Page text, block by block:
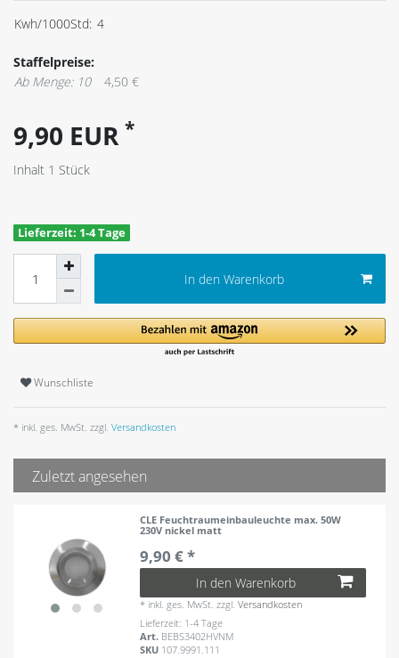
Kwh/1000Std: 4
Staffelpreise:
Ab Menge: 10
4,50 €
9,90 EUR *
Inhalt 1 Stück
Lieferzeit: 1-4 Tage
In den Warenkorb
Wunschliste
* inkl. ges. MwSt. zzgl. Versandkosten
Zuletzt angesehen
CLE Feuchtraumeinbauleuchte max. 50W
230V nickel matt
9,90 € *
In den Warenkorb
* inkl. ges. MwSt. zzgl.Versandkosten
Lieferzeit: 1-4 Tage
Art. BEBS3402HVNM
SKU 107.9991.111